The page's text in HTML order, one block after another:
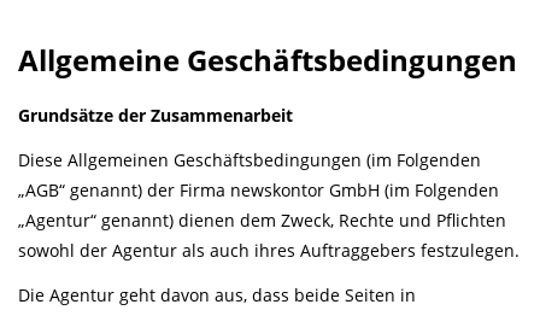
Allgemeine Geschäftsbedingungen
Grundsätze der Zusammenarbeit
Diese Allgemeinen Geschäftsbedingungen (im Folgenden
„AGB“ genannt) der Firma newskontor GmbH (im Folgenden
„Agentur“ genannt) dienen dem Zweck, Rechte und Pflichten
sowohl der Agentur als auch ihres Auftraggebers festzulegen.
Die Agentur geht davon aus, dass beide Seiten in